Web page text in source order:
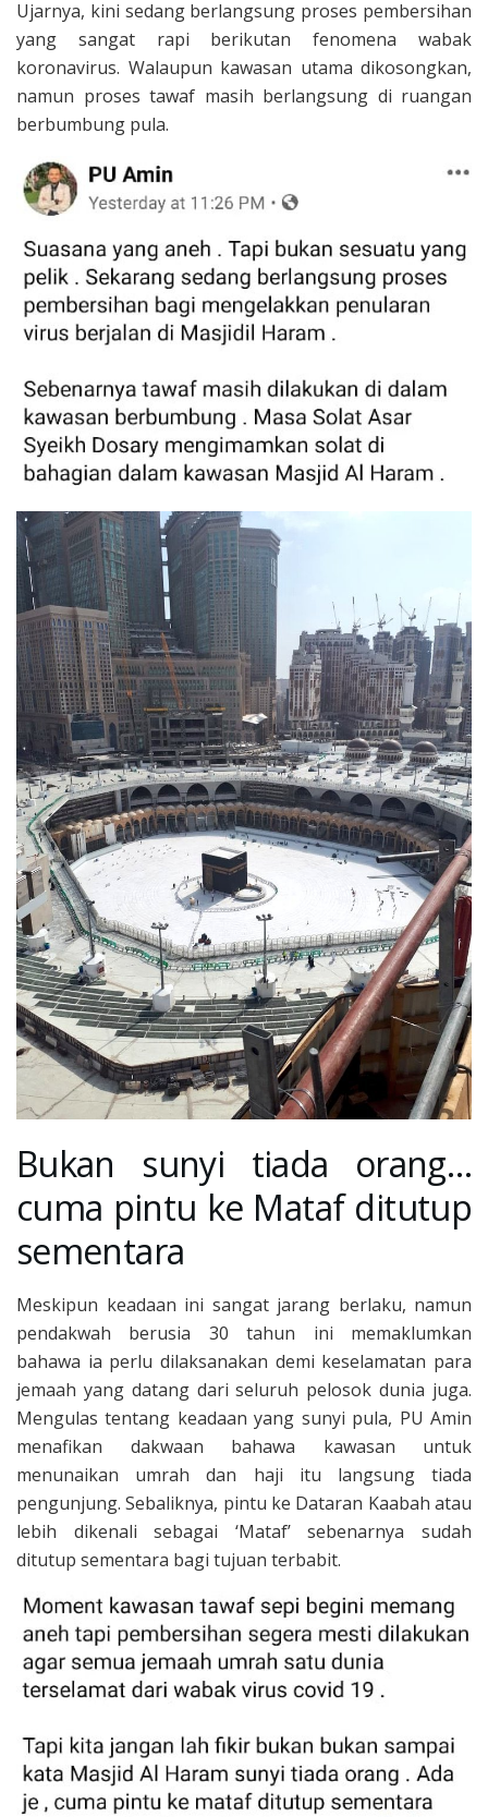
Ujarnya, kini sedang berlangsung proses pembersihan
yang sangat rapi berikutan fenomena wabak
koronavirus. Walaupun kawasan utama dikosongkan,
namun proses tawaf masih berlangsung di ruangan
berbumbung pula.
Bukan sunyi tiada orang…
cuma pintu ke Mataf ditutup
sementara
Meskipun keadaan ini sangat jarang berlaku, namun
pendakwah berusia 30 tahun ini memaklumkan
bahawa ia perlu dilaksanakan demi keselamatan para
jemaah yang datang dari seluruh pelosok dunia juga.
Mengulas tentang keadaan yang sunyi pula, PU Amin
menafikan dakwaan bahawa kawasan untuk
menunaikan umrah dan haji itu langsung tiada
pengunjung. Sebaliknya, pintu ke Dataran Kaabah atau
lebih dikenali sebagai ‘Mataf’ sebenarnya sudah
ditutup sementara bagi tujuan terbabit.